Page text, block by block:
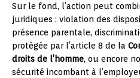
Sur le fond, l’action peut
juridiques : violation des
présence parentale,
protégée par l’article 8 de la
droits de l’homme, ou encore
sécurité incombant à